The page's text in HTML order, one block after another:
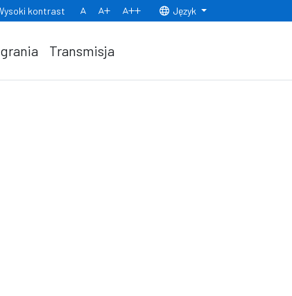
kontrast
Normalny rozmiar czcionki
Rozmiar czcionki 150% Rozmiar czcionki 200%
Język
Transmisja